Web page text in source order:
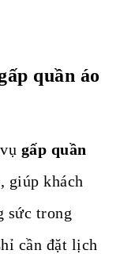
quần áo
gấp quần
giúp khách
sức trong
cần đặt lịch